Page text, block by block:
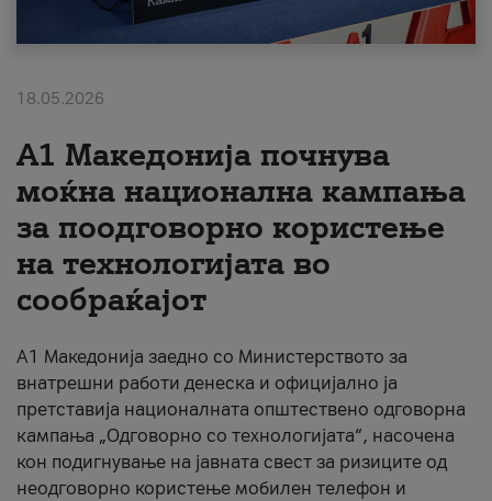
Надополни кредит
#ПодобарОнлајн
18.05.2026
A1 Македонија почнува
моќна национална кампања
за поодговорно користење
на технологијата во
сообраќајот
A1 Македонија заедно со Министерството за
внатрешни работи денеска и официјално ја
претставија националната општествено одговорна
кампања „Одговорно со технологијата“, насочена
кон подигнување на јавната свест за ризиците од
неодговорно користење мобилен телефон и